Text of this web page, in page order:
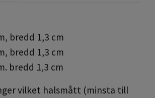
bredd 1,3 cm
bredd 1,3 cm
bredd 1,3 cm
vilket halsmått (minsta till